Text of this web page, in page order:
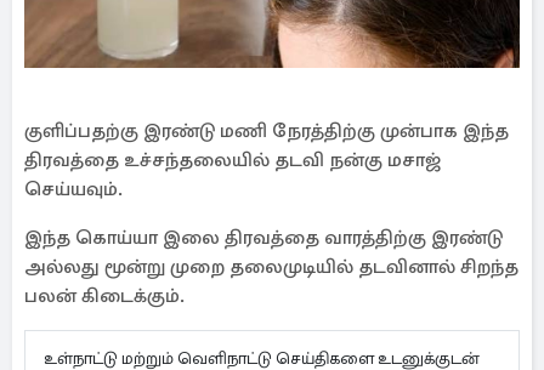
குளிப்பதற்கு இரண்டு மணி நேரத்திற்கு முன்பாக இந்த
திரவத்தை உச்சந்தலையில் தடவி நன்கு மசாஜ்
செய்யவும்.
இந்த கொய்யா இலை திரவத்தை வாரத்திற்கு இரண்டு
அல்லது மூன்று முறை தலைமுடியில் தடவினால் சிறந்த
பலன் கிடைக்கும்.
உள்நாட்டு மற்றும் வெளிநாட்டு செய்திகளை உடனுக்குடன்